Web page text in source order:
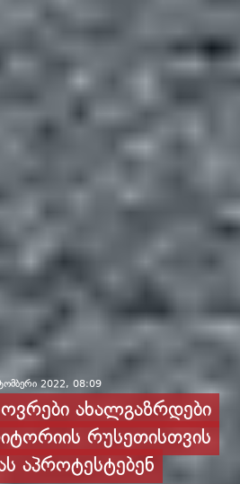
2022, 08:09
ახალგაზრდები
რუსეთისთვის
აპროტესტებენ